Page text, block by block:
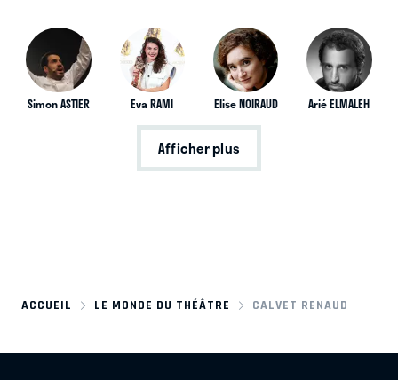
Simon ASTIER Eva RAMI Elise NOIRAUD Arié ELMALEH
Afficher plus
ACCUEIL LE MONDE DU THÉÂTRE CALVET RENAUD